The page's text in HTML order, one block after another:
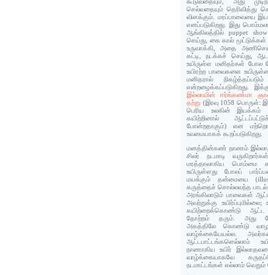
செல்வதையும் தெரிவித்து
விளக்கும். மரப்பாவையை
எனப்படுகிறது. இது
ஆங்கிலத்தில் puppet
செய்து, கை கால்
உருவாக்கி, அதை
கட்டி, நடக்கச் செய்து,
உயிருள்ள மனிதர்கள்
உயிரற்ற பாவைகளை
மனிதரால்
என்றழைக்கப்படுகிறது.
இல்லாயின் ஈர்ங்கண்மா
தற்று (இரவு 1058 பொருள்:
பெரிய உலகின் இயக்கம்
கயிற்றினால்
போன்றதாகும்) என
உவமையாகக் கூறப்படுகிறது.
மனத்தின்கண் நாணம்
சிலர் நடமாடி
மரத்தாலாகிய பொம்மை
உயிருள்ளது போலப்
மயக்கும் தன்மையை
கருத்தைச் சொல்லவந்த பாடல்
அரங்கிலாடும் பாவைகள்
அவற்றுக்கு
கயிற்றைக்கொண்டு ஆட்ட
தோற்றம் தரும். அது
அகத்திலே கொண்டு
வாழ்க்கையேயல்ல.
ஆட்டபாட்டங்களெல்லாம்
நாணாகிய உயிர்
வாழ்க்கையாகவே
நடமாட்டங்கள் எல்லாம்